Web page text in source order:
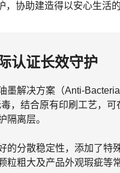
协助建造得以安心生活
认证长效守护
墨解决方案（Anti-
，结合原有印刷工艺，
隔离层。
的分散稳定性，添加了特
粗大及产品外观瑕疵等